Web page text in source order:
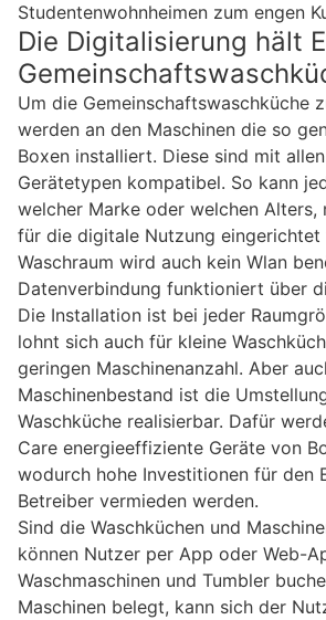
Studentenwohnheimen zum engen
Die Digitalisierung hält
Um die Gemeinschaftswaschküche
werden an den Maschinen die so
Boxen installiert. Diese sind mit
Gerätetypen kompatibel. So kann
welcher Marke oder welchen Alters,
für die digitale Nutzung eingerichtet
Waschraum wird auch kein Wlan
Datenverbindung funktioniert über
Die Installation ist bei jeder
lohnt sich auch für kleine
geringen Maschinenanzahl. Aber
Maschinenbestand ist die
Waschküche realisierbar. Dafür
Care energieeffiziente Geräte von
wodurch hohe Investitionen für den
Betreiber vermieden werden.
Sind die Waschküchen und
können Nutzer per App oder Web-
Waschmaschinen und Tumbler
Maschinen belegt, kann sich der